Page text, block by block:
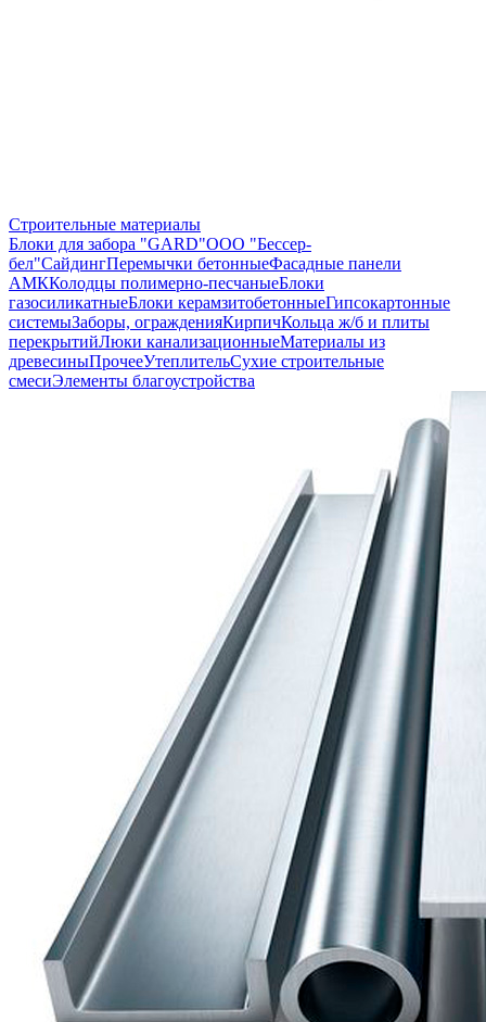
Строительные материалы
Блоки для забора "GARD"ООО "Бессер-
бел"СайдингПеремычки бетонныеФасадные панели
АМККолодцы полимерно-песчаныеБлоки
газосиликатныеБлоки керамзитобетонныеГипсокартонные
системыЗаборы, огражденияКирпичКольца ж/б и плиты
перекрытийЛюки канализационныеМатериалы из
древесиныПрочееУтеплительСухие строительные
смесиЭлементы благоустройства